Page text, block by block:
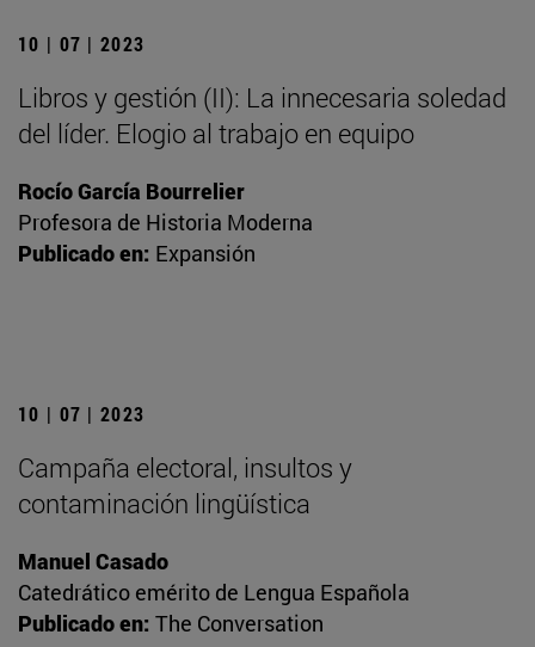
10 | 07 | 2023
Libros y gestión (II): La innecesaria soledad
del líder. Elogio al trabajo en equipo
Rocío García Bourrelier
Profesora de Historia Moderna
Publicado en: Expansión
10 | 07 | 2023
Campaña electoral, insultos y
contaminación lingüística
Manuel Casado
Catedrático emérito de Lengua Española
Publicado en: The Conversation